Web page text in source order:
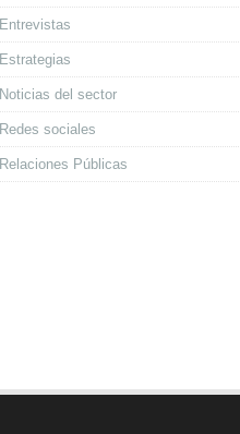
Entrevistas
Estrategias
Noticias del sector
Redes sociales
Relaciones Públicas